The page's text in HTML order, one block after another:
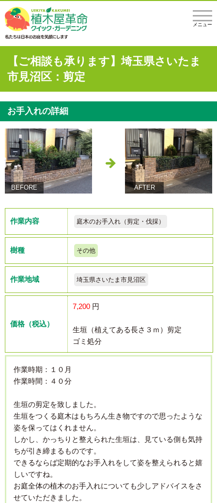
メニュー
【ご相談も承ります】埼玉県さいたま
市見沼区：剪定
お手入れの詳細
BEFORE AFTER
作業内容 庭木のお手入れ（剪定・伐採）
樹種 その他
作業地域 埼玉県さいたま市見沼区
価格（税込）
7,200 円
生垣（植えてある長さ３ｍ）剪定
ゴミ処分
作業時期：１０月
作業時間：４０分
生垣の剪定を致しました。
生垣をつくる庭木はもちろん生き物ですので思ったような
姿を保ってはくれません。
しかし、かっちりと整えられた生垣は、見ている側も気持
ちが引き締まるものです。
できるならば定期的なお手入れをして姿を整えられると嬉
しいですね。
お庭全体の植木のお手入れについても少しアドバイスをさ
せていただきました。